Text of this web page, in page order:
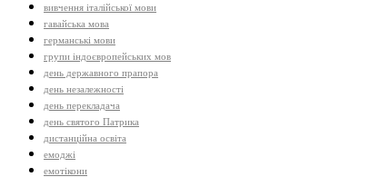
вивчення італійської мови
гавайська мова
германські мови
групи індоєвропейських мов
день державного прапора
день незалежності
день перекладача
день святого Патрика
дистанційна освіта
емоджі
емотікони